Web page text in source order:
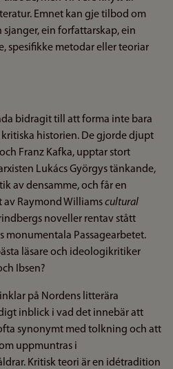
Emnet kan gje tilbod om
ein forfattarskap, ein
spesifikke metodar eller teoriar
bidragit till att forma inte bara
historien. De gjorde djupt
Franz Kafka, upptar stort
Lukács Györgys tänkande,
av densamme, och får en
Raymond Williamscultural
noveller rentav stått
monumentala Passagearbetet.
läsare och ideologikritiker
Ibsen?
på Nordens litterära
inblick i vad det innebär att
synonymt med tolkning och att
uppmuntras i
Kritisk teori är en idétradition